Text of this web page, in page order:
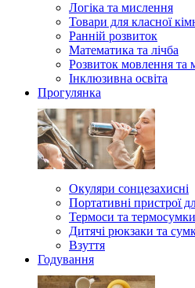
Логіка та мислення
Товари для класної
Ранній розвиток
Математика та лічба
Розвиток мовлення та
Інклюзивна освіта
Прогулянка
Окуляри сонцезахисні
Портативні пристрої
Термоси та термосумки
Дитячі рюкзаки та
Взуття
Годування